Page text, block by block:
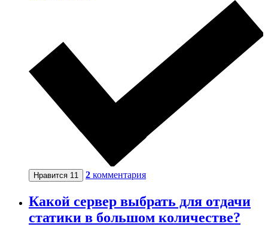
Нравится 11 2 комментария
Какой сервер выбрать для отдачи
статики в большом количестве?